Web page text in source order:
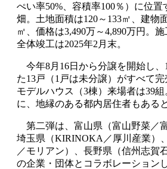
ぺい率50% 、容積率100％）に位置
畑。土地面積は120～ 133㎡、建物
㎡、価格は3,490万～4,890万円。施
全体竣工は2025年2 月末。
今年8月 16日から分譲を開始し、
た13戸（1 戸は未分譲）がすべて
モデルハウス（3棟）来場者は39組
に、地縁のある都内居住者もある
第二弾は、富山県（富山野菜／
埼玉県（KIRINOKA ／厚川産業）
／モリアン）、長野県（信州志賀
の企業・団体とコラボレーション